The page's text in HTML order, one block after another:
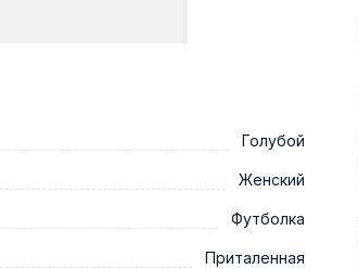
Голубой
Женский
Футболка
Приталенная